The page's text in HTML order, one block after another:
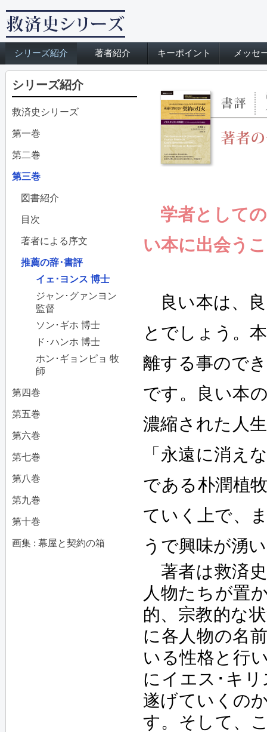
シリーズ紹介 著者紹介 キーポイント メッセ
シリーズ紹介
救済史シリーズ
第一巻
第二巻
第三巻
図書紹介
目次
著者による序文
推薦の辞･書評
イェ･ヨンス 博士
ジャン･グァンヨン
監督
ソン･ギホ 博士
ド･ハンホ 博士
ホン･ギョンピョ 牧
師
第四巻
第五巻
第六巻
第七巻
第八巻
第九巻
第十巻
画集 : 幕屋と契約の箱
学者として
い本に出会う
良い本は、
とでしょう。
離する事ので
です。良い本
濃縮された人
「永遠に消え
である朴潤植
ていく上で、
うで興味が湧
著者は救済
人物たちが置
的、宗教的な
に各人物の名
いる性格と行
にイエス･キ
遂げていくの
す。そして、